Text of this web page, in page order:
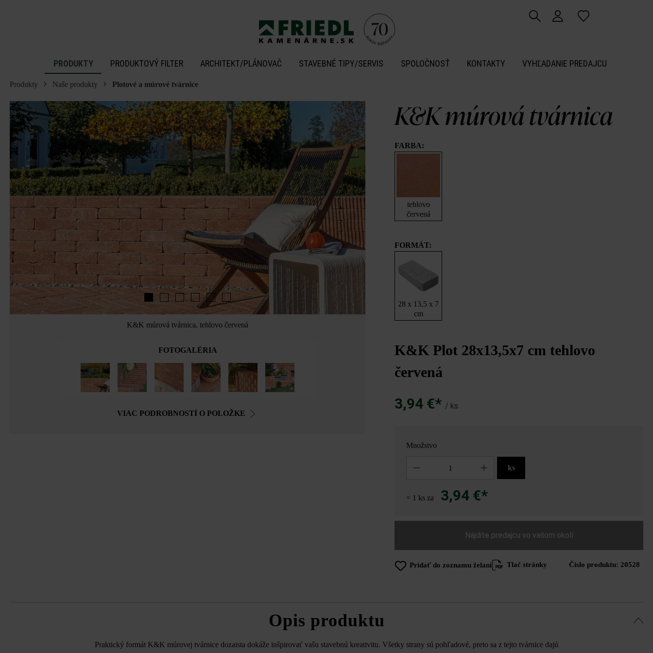
PRODUKTY PRODUKTOVÝ FILTER ARCHITEKT/PLÁNOVAČ STAVEBNÉ TIPY/SERVIS SPOLOČNOSŤ KONTAKTY VYHĽADANIE PREDAJCU
Produkty Naše produkty Plotové a múrové tvárnice
K&K múrová tvárnica, tehlovo červená
FOTOGALÉRIA
VIAC PODROBNOSTÍ O POLOŽKE
K&K múrová tvárnica
FARBA:
tehlovo
červená
FORMÁT:
28 x 13,5 x 7
cm
K&K Plot 28x13,5x7 cm tehlovo
červená
3,94 €* / ks
Množstvo
ks
= 1 ks za 3,94 €*
Nájdite predajcu vo vašom okolí
Pridať do zoznamu želaní Tlač stránky Číslo produktu: 20528
Opis produktu
Praktický formát K&K múrovej tvárnice dozaista dokáže inšpirovať vašu stavebnú kreativitu. Všetky strany sú pohľadové, preto sa z tejto tvárnice dajú